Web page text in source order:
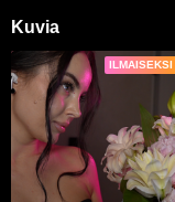
Kuvia
ILMAISEKSI